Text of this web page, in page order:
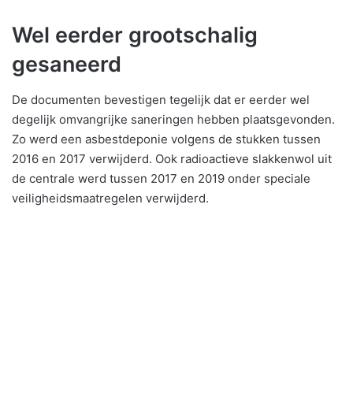
Wel eerder grootschalig
gesaneerd
De documenten bevestigen tegelijk dat er eerder wel
degelijk omvangrijke saneringen hebben plaatsgevonden.
Zo werd een asbestdeponie volgens de stukken tussen
2016 en 2017 verwijderd. Ook radioactieve slakkenwol uit
de centrale werd tussen 2017 en 2019 onder speciale
veiligheidsmaatregelen verwijderd.